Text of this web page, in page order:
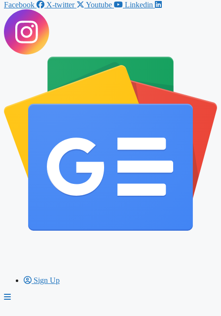
Facebook
X-twitter Youtube Linkedin
Sign Up